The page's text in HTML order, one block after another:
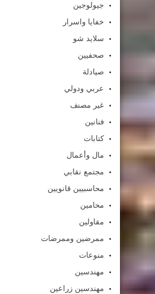
جيولوجين
خفايا واسرار
سلايد شو
صحفيين
صيادلة
عربي ودولي
غير مصنف
فنانين
كتابات
مال وأعمال
مجتمع نقابي
محاسبيين قانويين
محامين
مقاولين
ممرضين وممرضات
منوعات
مهندسين
مهندسين زراعين